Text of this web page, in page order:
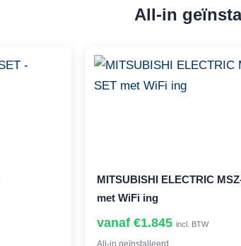
All-in
MITSUBISHI ELECTRIC
met WiFi ing
vanaf €1.845 incl. BTW
All-in geïnstalleerd